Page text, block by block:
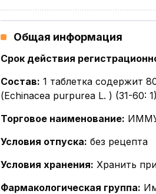
Общая информация
Срок действия
Состав: 1 таблетка содержит
(Echinacea purpurea L. ) (31-60: 1)
Торговое наименование:
Условия отпуска: без рецепта
Условия хранения: Хранить
Фармакологическая группа: